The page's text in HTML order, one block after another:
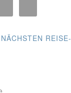
REISE-